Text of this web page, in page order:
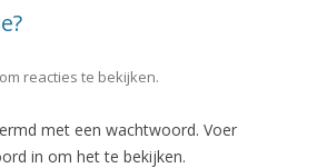
reacties te bekijken.
met een wachtwoord. Voer
in om het te bekijken.